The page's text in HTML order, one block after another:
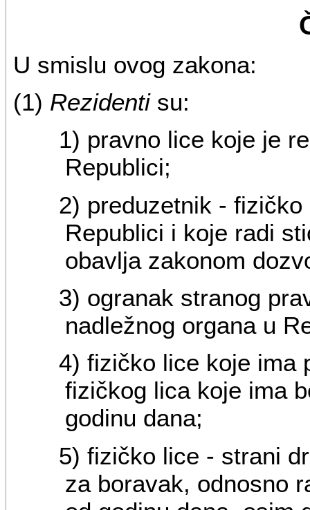
U smislu ovog zakona:
(1) Rezidenti su:
1) pravno lice koje je
Republici;
2) preduzetnik -
Republici i koje radi
obavlja zakonom
3) ogranak stranog
nadležnog organa u
4) fizičko lice koje ima
fizičkog lica koje ima
godinu dana;
5) fizičko lice - strani
za boravak, odnosno